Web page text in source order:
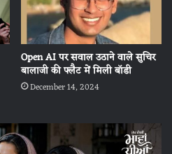
Open AI पर सवाल उठाने वाले सुचिर
बालाजी की फ्लैट में मिली बॉडी
December 14, 2024